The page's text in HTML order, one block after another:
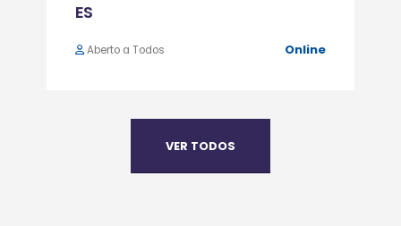
ES
Online
Aberto a Todos
VER TODOS